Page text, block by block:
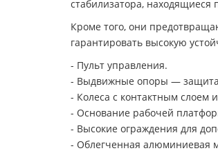
стабилизатора,
Кроме того, они
гарантировать высокую
- Пульт управления.
- Выдвижные опоры —
- Колеса с контактным слоем
- Основание рабочей
- Высокие ограждения для
- Облегченная алюминиевая